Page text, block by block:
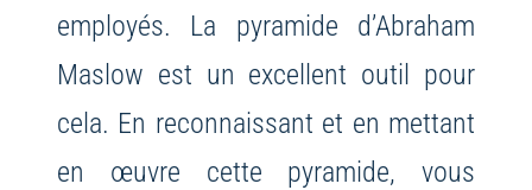
employés. La pyramide d’Abraham
Maslow est un excellent outil pour
cela. En reconnaissant et en mettant
en œuvre cette pyramide, vous